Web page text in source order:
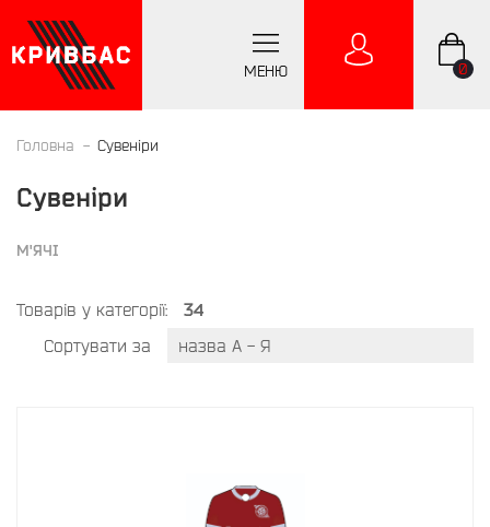
МЕНЮ 0
Головна Сувенiри
Сувенiри
М'ЯЧІ
Товарів у категорії:
34
Сортувати за
назва А - Я